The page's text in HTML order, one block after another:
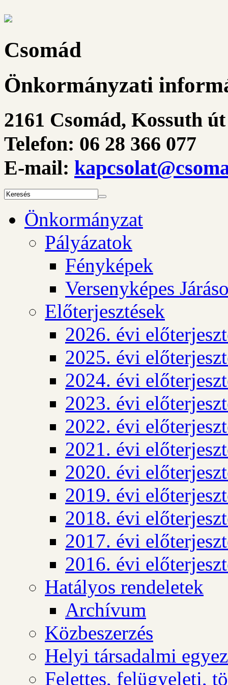
Csomád
Önkormányzati
2161 Csomád, Kossuth
Telefon: 06 28 366 077
E-mail:
Önkormányzat
Pályázatok
Fényképek
Versenyképes
Előterjesztések
2026. évi
2025. évi
2024. évi
2023. évi
2022. évi
2021. évi
2020. évi
2019. évi
2018. évi
2017. évi
2016. évi
Hatályos rendeletek
Archívum
Közbeszerzés
Helyi társadalmi
Felettes, felügyeleti,